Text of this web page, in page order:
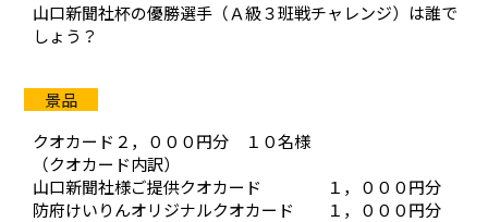
来場者の肖像権について
山口新聞社杯の優勝選手（Ａ級３班戦チャレンジ）は誰で
しょう？
クオカード２，０００円分 １０名様
（クオカード内訳）
山口新聞社様ご提供クオカード １，０００円分
防府けいりんオリジナルクオカード １，０００円分